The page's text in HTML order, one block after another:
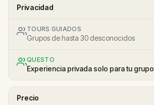
Privacidad
TOURS GUIADOS
Grupos de hasta 30 desconocidos
QUESTO
Experiencia privada solo para tu grupo
Precio